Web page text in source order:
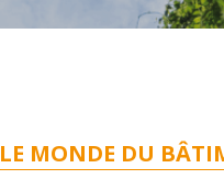
LE MONDE DU